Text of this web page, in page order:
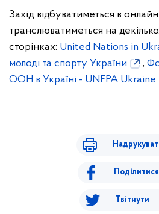
Захід відбуватиметься в
транслюватиметься на
сторінках: United Nations in
молоді та спорту України
,
ООН в Україні - UNFPA Ukraine
Поділитися
Твітнути